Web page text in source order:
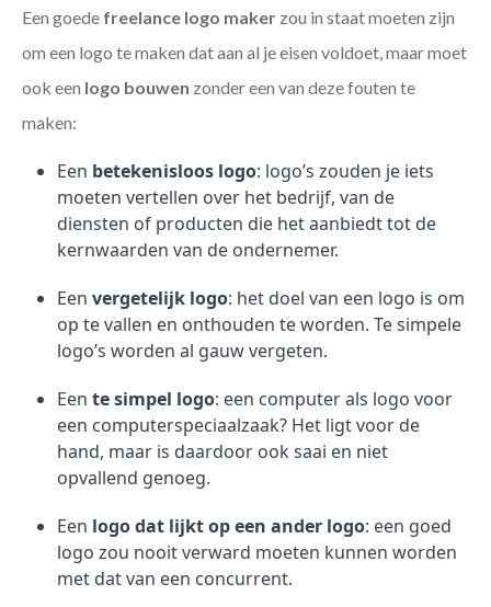
Een goede freelance logo maker zou in staat moeten zijn
om een logo te maken dat aan al je eisen voldoet, maar moet
ook een logo bouwen zonder een van deze fouten te
maken:
Een betekenisloos logo: logo’s zouden je iets
moeten vertellen over het bedrijf, van de
diensten of producten die het aanbiedt tot de
kernwaarden van de ondernemer.
Een vergetelijk logo: het doel van een logo is om
op te vallen en onthouden te worden. Te simpele
logo’s worden al gauw vergeten.
Een te simpel logo: een computer als logo voor
een computerspeciaalzaak? Het ligt voor de
hand, maar is daardoor ook saai en niet
opvallend genoeg.
Een logo dat lijkt op een ander logo: een goed
logo zou nooit verward moeten kunnen worden
met dat van een concurrent.